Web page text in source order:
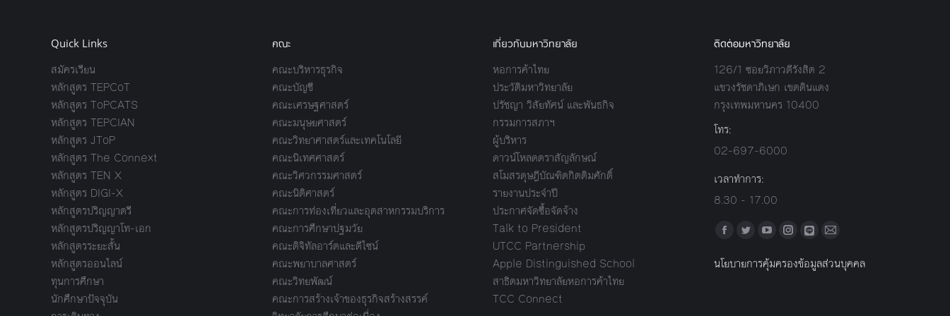
Quick Links
สมัครเรียน
หลักสูตร TEPCoT
หลักสูตร ToPCATS
หลักสูตร TEPCIAN
หลักสูตร JToP
หลักสูตร The Connext
หลักสูตร TEN X
หลักสูตร DIGI-X
หลักสูตรปริญญาตรี
หลักสูตรปริญญาโท-เอก
หลักสูตรระยะสั้น
หลักสูตรออนไลน์
ทุนการศึกษา
นักศึกษาปัจจุบัน
คณะ
คณะบริหารธุรกิจ
คณะบัญชี
คณะเศรษฐศาสตร์
คณะมนุษยศาสตร์
คณะวิทยาศาสตร์และเทคโนโลยี
คณะนิเทศศาสตร์
คณะวิศวกรรมศาสตร์
คณะนิติศาสตร์
คณะการท่องเที่ยวและอุตสาหกรรมบริการ
คณะการศึกษาปฐมวัย
คณะดิจิทัลอาร์ตและดีไซน์
คณะพยาบาลศาสตร์
คณะวิทยพัฒน์
คณะการสร้างเจ้าของธุรกิจสร้างสรรค์
เกี่ยวกับมหาวิทยาลัย
หอการค้าไทย
ประวัติมหาวิทยาลัย
ปรัชญา วิสัยทัศน์ และพันธกิจ
กรรมการสภาฯ
ผู้บริหาร
ดาวน์โหลดตราสัญลักษณ์
สโมสรดุษฎีบัณฑิตกิตติมศักดิ์
รายงานประจำปี
ประกาศจัดซื้อจัดจ้าง
Talk to President
UTCC Partnership
Apple Distinguished School
สาธิตมหาวิทยาลัยหอการค้าไทย
TCC Connect
ติดต่อมหาวิทยาลัย
126/1 ซอยวิภาวดีรังสิต 2
แขวงรัชดาภิเษก เขตดินแดง
กรุงเทพมหานคร 10400
โทร:
02-697-6000
เวลาทำการ:
8.30 - 17.00
Find us on:
Facebook
TwitterYouTube
Instagram
LineMail
นโยบายการคุ้มครองข้อมูลส่วนบุคคล